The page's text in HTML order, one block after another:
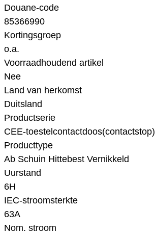
Douane-code
85366990
Kortingsgroep
o.a.
Voorraadhoudend artikel
Nee
Land van herkomst
Duitsland
Productserie
CEE-toestelcontactdoos(contactstop)
Producttype
Ab Schuin Hittebest Vernikkeld
Uurstand
6H
IEC-stroomsterkte
63A
Nom. stroom